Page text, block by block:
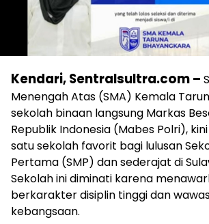
Kendari, Sentralsultra.com –
Menengah Atas (SMA) Kemala
sekolah binaan langsung Markas
Republik Indonesia (Mabes Polri),
satu sekolah favorit bagi lulusan
Pertama (SMP) dan sederajat di
Sekolah ini diminati karena
berkarakter disiplin tinggi dan
kebangsaan.